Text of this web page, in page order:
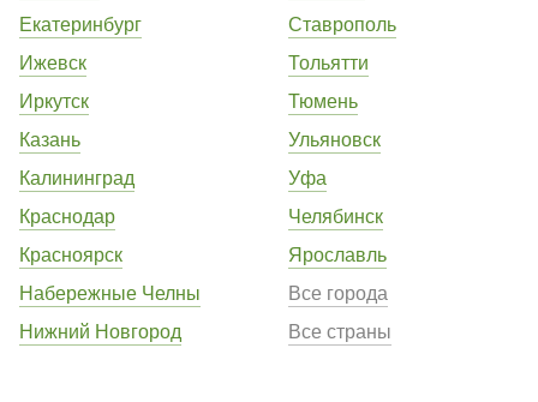
Екатеринбург
Ижевск
Иркутск
Казань
Калининград
Краснодар
Красноярск
Набережные Челны
Нижний Новгород
Ставрополь
Тольятти
Тюмень
Ульяновск
Уфа
Челябинск
Ярославль
Все города
Все страны